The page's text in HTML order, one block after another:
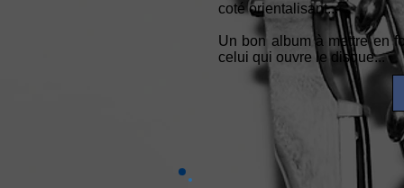
coté orientalisant...
Un bon album à mettre en
celui qui ouvre le disque...